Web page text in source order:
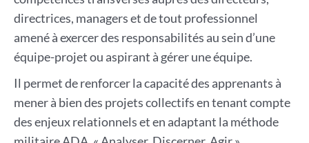
directrices, managers et de tout professionnel
amené à exercer des responsabilités au sein d’une
équipe-projet ou aspirant à gérer une équipe.
Il permet de renforcer la capacité des apprenants à
mener à bien des projets collectifs en tenant compte
des enjeux relationnels et en adaptant la méthode